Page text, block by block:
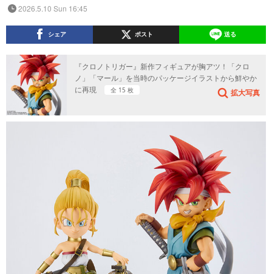
2026.5.10 Sun 16:45
シェア ポスト 送る
『クロノトリガー』新作フィギュアが胸アツ！「クロ
ノ」「マール」を当時のパッケージイラストから鮮やか
に再現
全 15 枚 拡大写真